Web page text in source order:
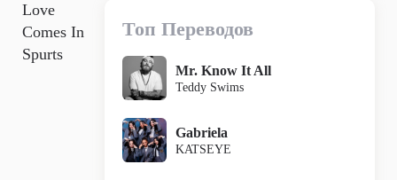
Love
Comes In
Spurts
Топ Переводов
Mr. Know It All
Teddy Swims
Gabriela
KATSEYE